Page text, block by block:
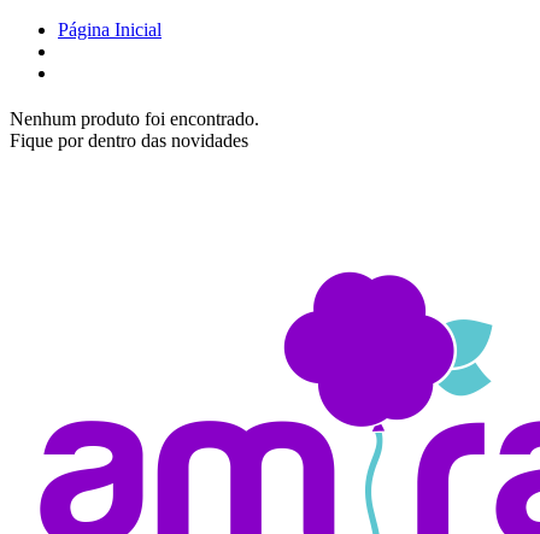
Página Inicial
Nenhum produto foi encontrado.
Fique por dentro das novidades